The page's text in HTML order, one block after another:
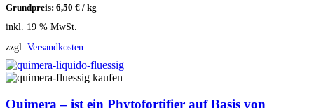
Grundpreis: 6,50 € / kg
inkl. 19 % MwSt.
zzgl. Versandkosten
Quimera – ist ein Phytofortifier auf Basis von